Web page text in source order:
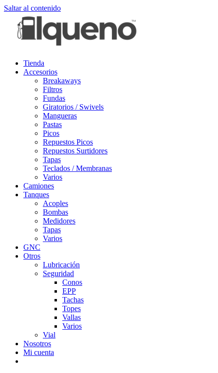
Saltar al contenido
Tienda
Accesorios
Breakaways
Filtros
Fundas
Giratorios / Swivels
Mangueras
Pastas
Picos
Repuestos Picos
Repuestos Surtidores
Tapas
Teclados / Membranas
Varios
Camiones
Tanques
Acoples
Bombas
Medidores
Tapas
Varios
GNC
Otros
Lubricación
Seguridad
Conos
EPP
Tachas
Topes
Vallas
Varios
Vial
Nosotros
Mi cuenta